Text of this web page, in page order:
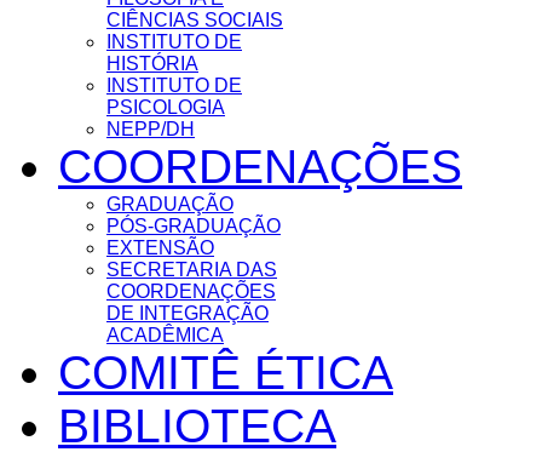
CIÊNCIAS SOCIAIS
INSTITUTO DE
HISTÓRIA
INSTITUTO DE
PSICOLOGIA
NEPP/DH
COORDENAÇÕES
GRADUAÇÃO
PÓS-GRADUAÇÃO
EXTENSÃO
SECRETARIA DAS
COORDENAÇÕES
DE INTEGRAÇÃO
ACADÊMICA
COMITÊ ÉTICA
BIBLIOTECA